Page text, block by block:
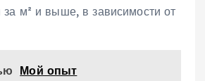
м² и выше‚ в зависимости от
Мой опыт